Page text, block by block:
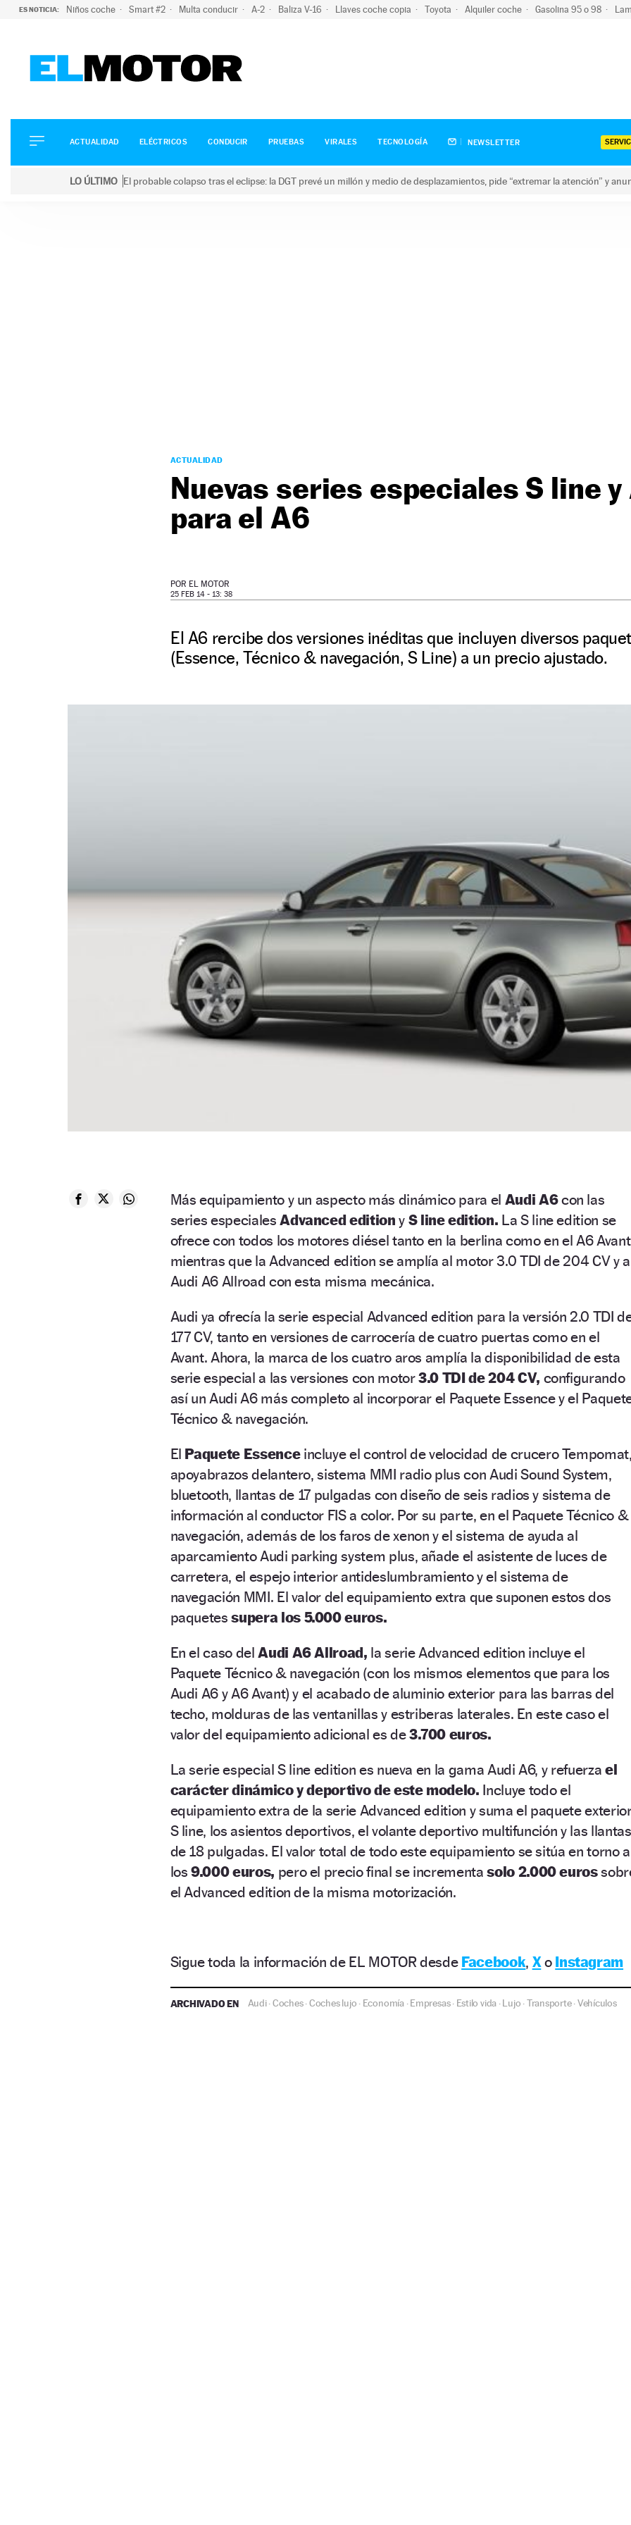
ES NOTICIA: Niños coche Smart #2 Multa conducir A-2 Baliza V-16 Llaves coche copia Toyota Alquiler coche Gasolina 95 o 98
ELÉCTRICOS
CONDUCIR
ACTUALIDAD ELÉCTRICOS CONDUCIR PRUEBAS VIRALES TECNOLOGÍA NEWSLETTER
LO ÚLTIMO El probable colapso tras el eclipse: la DGT prevé un millón y medio de desplazamientos, pide “extremar la atención” y
ACTUALIDAD
Nuevas series especiales S line y
para el A6
POR EL MOTOR
25 FEB 14 - 13: 38
El A6 rercibe dos versiones inéditas que incluyen diversos
(Essence, Técnico & navegación, S Line) a un precio ajustado.
Más equipamiento y un aspecto más dinámico para el Audi A6con las
series especialesAdvanced edition y S line edition. La S line edition se
ofrece con todos los motores diésel tanto en la berlina como en el A6
mientras que la Advanced edition se amplía al motor 3.0 TDI de 204 CV y
Audi A6 Allroad con esta misma mecánica.
Audi ya ofrecía la serie especial Advanced edition para la versión 2.0 TDI
177 CV, tanto en versiones de carrocería de cuatro puertas como en el
Avant. Ahora, la marca de los cuatro aros amplía la disponibilidad de esta
serie especial a las versiones con motor3.0 TDI de 204 CV, configurando
así un Audi A6 más completo al incorporar el Paquete Essence y el
Técnico & navegación.
El Paquete Essenceincluye el control de velocidad de crucero Tempomat,
apoyabrazos delantero, sistema MMI radio plus con Audi Sound System,
bluetooth, llantas de 17 pulgadas con diseño de seis radios y sistema de
información al conductor FIS a color. Por su parte, en el Paquete Técnico &
navegación, además de los faros de xenon y el sistema de ayuda al
aparcamiento Audi parking system plus, añade el asistente de luces de
carretera, el espejo interior antideslumbramiento y el sistema de
navegación MMI. El valor del equipamiento extra que suponen estos dos
paquetessupera los 5.000 euros.
En el caso delAudi A6 Allroad, la serie Advanced edition incluye el
Paquete Técnico & navegación (con los mismos elementos que para los
Audi A6 y A6 Avant) y el acabado de aluminio exterior para las barras del
techo, molduras de las ventanillas y estriberas laterales. En este caso el
valor del equipamiento adicional es de3.700 euros.
La serie especial S line edition es nueva en la gama Audi A6, y refuerza el
carácter dinámico y deportivo de este modelo. Incluye todo el
equipamiento extra de la serie Advanced edition y suma el paquete
S line, los asientos deportivos, el volante deportivo multifunción y las llantas
de 18 pulgadas. El valor total de todo este equipamiento se sitúa en torno a
los9.000 euros, pero el precio final se incrementasolo 2.000 euros
el Advanced edition de la misma motorización.
Sigue toda la información de EL MOTOR desde Facebook, Xo Instagram
ARCHIVADO EN Audi·Coches·Coches lujo · Economía·Empresas· Estilo vida ·Lujo ·Transporte·Vehículos